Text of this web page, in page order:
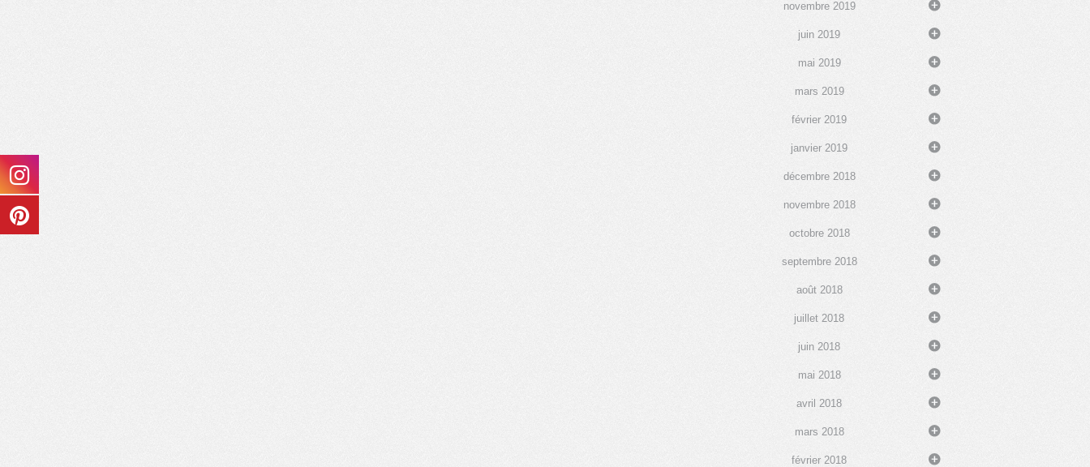
novembre 2019
juin 2019
mai 2019
mars 2019
février 2019
janvier 2019
décembre 2018
novembre 2018
octobre 2018
septembre 2018
août 2018
juillet 2018
juin 2018
mai 2018
avril 2018
mars 2018
février 2018